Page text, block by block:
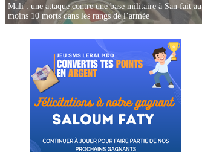
Mali : une attaque contre une base militaire à San fait au
moins 10 morts dans les rangs de l’armée